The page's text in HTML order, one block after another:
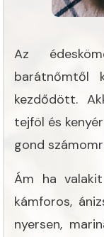
Az
barátnőmtől
kezdődött.
tejföl és
gond
Ám ha
kámforos,
nyersen,